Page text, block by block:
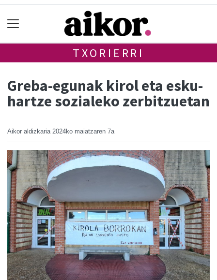
TXORIERRI
Greba-egunak kirol eta esku-
hartze sozialeko zerbitzuetan
Aikor aldizkaria 2024ko maiatzaren 7a